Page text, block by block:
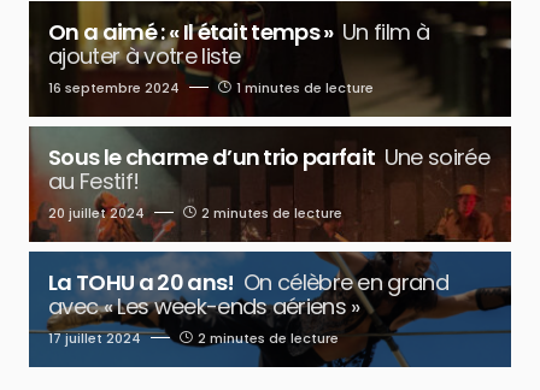
On a aimé : « Il était temps » Un film à
ajouter à votre liste
16 septembre 2024 1 minutes de lecture
Sous le charme d’un trio parfait Une soirée
au Festif!
20 juillet 2024 2 minutes de lecture
La TOHU a 20 ans! On célèbre en grand
avec « Les week-ends aériens »
17 juillet 2024 2 minutes de lecture